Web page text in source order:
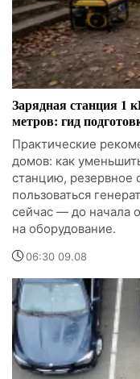
Зарядная станция 1
метров: гид
Практические
домов: как
станцию, резервное
пользоваться
сейчас — до начала
на оборудование.
06:30 09.08